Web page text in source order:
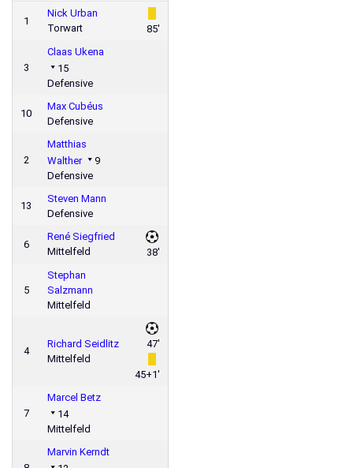
1
Nick Urban
Torwart
85'
3
Claas Ukena
15
Defensive
10
Max Cubéus
Defensive
2
Matthias
Walther
9
Defensive
13
Steven Mann
Defensive
6
René Siegfried
Mittelfeld
38'
5
Stephan
Salzmann
Mittelfeld
4
Richard Seidlitz
Mittelfeld
47'
45+1'
7
Marcel Betz
14
Mittelfeld
Marvin Kerndt